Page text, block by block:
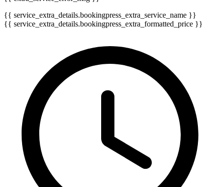
{{ service_extra_details.bookingpress_extra_service_name }}
{{ service_extra_details.bookingpress_extra_formatted_price }}